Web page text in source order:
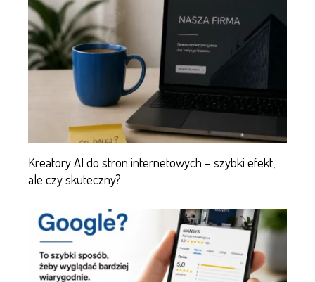
Kreatory AI do stron internetowych – szybki efekt,
ale czy skuteczny?